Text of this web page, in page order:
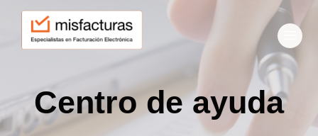
Búsqueda
Centro de ayuda